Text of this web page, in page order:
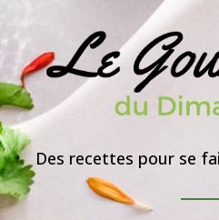
Des recettes pour se